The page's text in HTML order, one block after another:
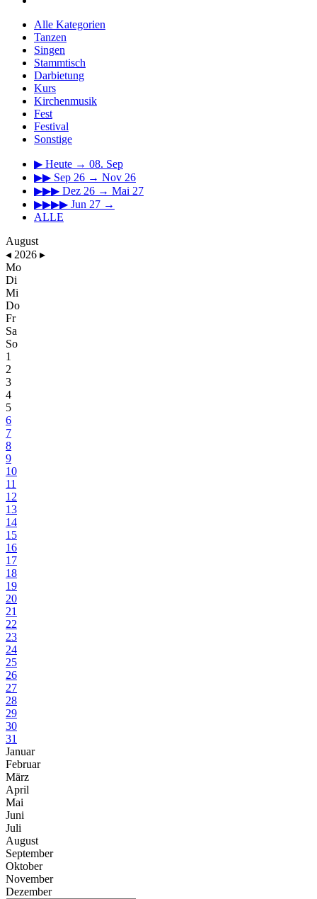
Alle Kategorien
Tanzen
Singen
Stammtisch
Darbietung
Kurs
Kirchenmusik
Fest
Festival
Sonstige
▶ Heute → 08. Sep
▶▶ Sep 26 → Nov 26
▶▶▶ Dez 26 → Mai 27
▶▶▶▶ Jun 27 →
ALLE
August
◂ 2026 ▸
Mo
Di
Mi
Do
Fr
Sa
So
1
2
3
4
5
6
7
8
9
10
11
12
13
14
15
16
17
18
19
20
21
22
23
24
25
26
27
28
29
30
31
Januar
Februar
März
April
Mai
Juni
Juli
August
September
Oktober
November
Dezember